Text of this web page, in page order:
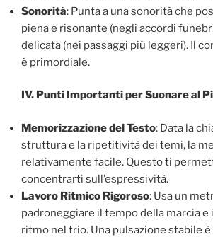
Sonorità: Punta a una sonorità che
piena e risonante (negli accordi
delicata (nei passaggi più leggeri). Il
è primordiale.
IV. Punti Importanti per Suonare al
Memorizzazione del Testo: Data la
struttura e la ripetitività dei temi, la
relativamente facile. Questo ti
concentrarti sull’espressività.
Lavoro Ritmico Rigoroso: Usa un
padroneggiare il tempo della marcia e
ritmo nel trio. Una pulsazione stabile